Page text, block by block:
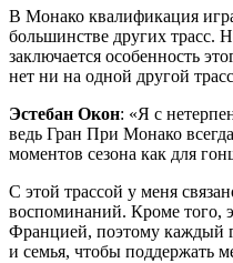
В Монако квалификация
большинстве других трасс.
заключается особенность
нет ни на одной другой
Эстебан Окон: «Я с
ведь Гран При Монако
моментов сезона как для
С этой трассой у меня
воспоминаний. Кроме того,
Францией, поэтому каждый
и семья, чтобы поддержать